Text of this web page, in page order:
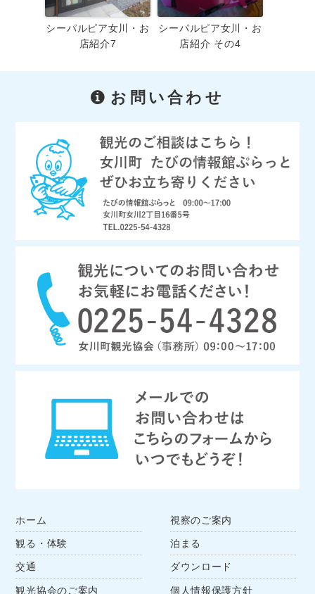
シーパルピア女川・お
店紹介7
シーパルピア女川・お
店紹介 その4
お問い合わせ
ホーム
観る・体験
交通
観光協会のご案内
視察のご案内
泊まる
ダウンロード
個人情報保護方針